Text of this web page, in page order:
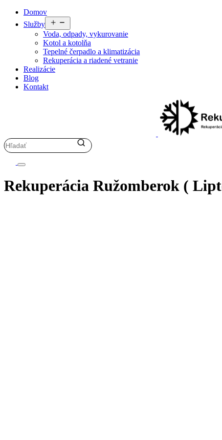
PreskočiťDomov
Služby
menu
Voda, odpady, vykurovanie
Kotol a kotolňa
Tepelné čerpadlo a klimatizácia
Rekuperácia a riadené vetranie
Realizácie
Blog
Kontakt
Rekuperácia Ružomberok (